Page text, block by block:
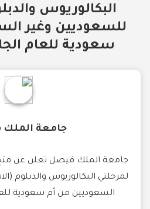
البكالوريوس
للسعوديين وغير
سعودية للعام الجامعي
جامعة
جامعة الملك فيصل تعلن عن فتح
لمرحلتي البكالوريوس والدبلوم
السعوديين من أم سعودية للعام